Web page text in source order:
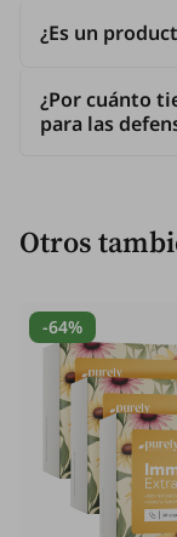
¿Es un
¿Por cuánto
para las
Otros
-64%